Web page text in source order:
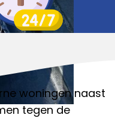
woningen naast
tegen de